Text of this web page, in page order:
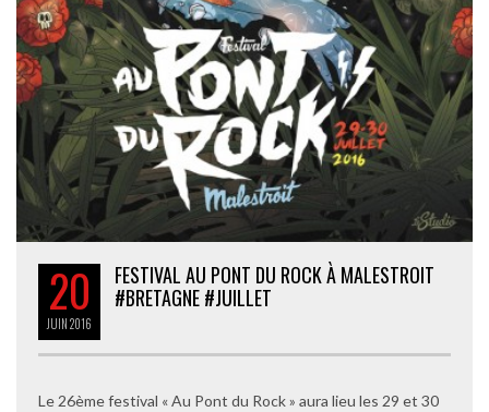
20
JUIN2016
FESTIVAL AU PONT DU ROCK À MALESTROIT
#BRETAGNE #JUILLET
Le 26ème festival « Au Pont du Rock » aura lieu les 29 et 30